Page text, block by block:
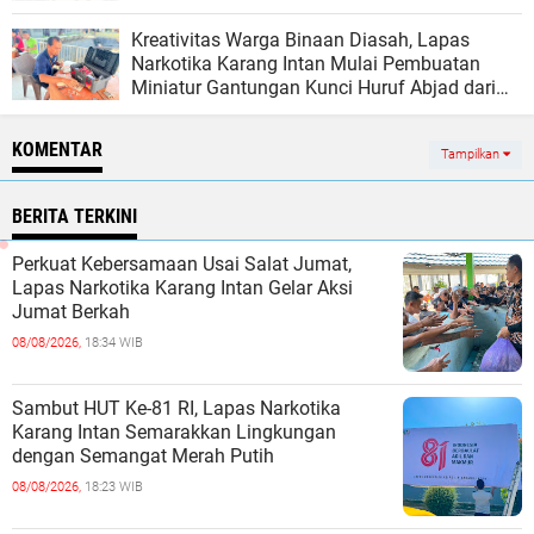
Kreativitas Warga Binaan Diasah, Lapas
Narkotika Karang Intan Mulai Pembuatan
Miniatur Gantungan Kunci Huruf Abjad dari
KOMENTAR
Tampilkan
BERITA TERKINI
Perkuat Kebersamaan Usai Salat Jumat,
Lapas Narkotika Karang Intan Gelar Aksi
Jumat Berkah
08/08/2026, 18:34 WIB
Sambut HUT Ke-81 RI, Lapas Narkotika
Karang Intan Semarakkan Lingkungan
dengan Semangat Merah Putih
08/08/2026, 18:23 WIB